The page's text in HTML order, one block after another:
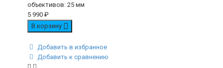
объективов: 25 мм
5 990 ₽
В корзину
Добавить в избранное
Добавить к сравнению